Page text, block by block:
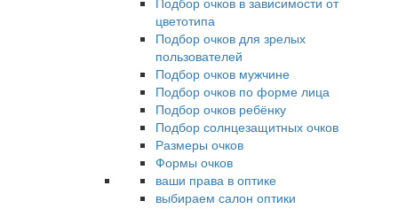
цветотипа
Подбор очков для зрелых
пользователей
Подбор очков мужчине
Подбор очков по форме лица
Подбор очков ребёнку
Подбор солнцезащитных очков
Размеры очков
Формы очков
ваши права в оптике
выбираем салон оптики